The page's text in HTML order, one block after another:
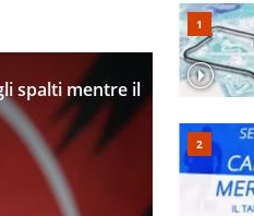
spalti mentre il